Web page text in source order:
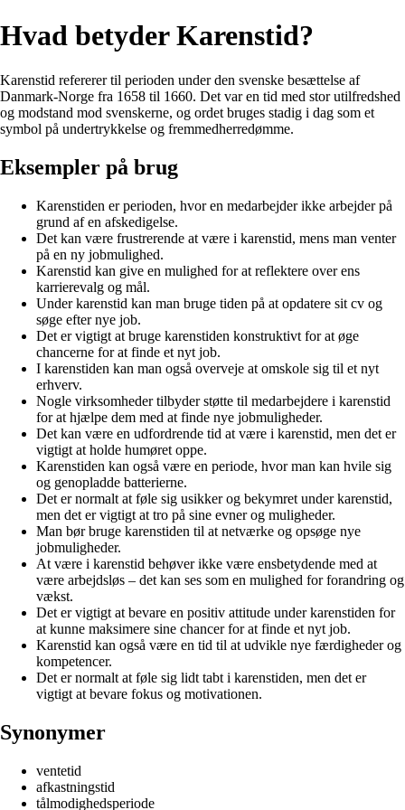
Hvad betyder Karenstid?
Karenstid refererer til perioden under den svenske besættelse af
Danmark-Norge fra 1658 til 1660. Det var en tid med stor utilfredshed
og modstand mod svenskerne, og ordet bruges stadig i dag som et
symbol på undertrykkelse og fremmedherredømme.
Eksempler på brug
Karenstiden er perioden, hvor en medarbejder ikke arbejder på
grund af en afskedigelse.
Det kan være frustrerende at være i karenstid, mens man venter
på en ny jobmulighed.
Karenstid kan give en mulighed for at reflektere over ens
karrierevalg og mål.
Under karenstid kan man bruge tiden på at opdatere sit cv og
søge efter nye job.
Det er vigtigt at bruge karenstiden konstruktivt for at øge
chancerne for at finde et nyt job.
I karenstiden kan man også overveje at omskole sig til et nyt
erhverv.
Nogle virksomheder tilbyder støtte til medarbejdere i karenstid
for at hjælpe dem med at finde nye jobmuligheder.
Det kan være en udfordrende tid at være i karenstid, men det er
vigtigt at holde humøret oppe.
Karenstiden kan også være en periode, hvor man kan hvile sig
og genopladde batterierne.
Det er normalt at føle sig usikker og bekymret under karenstid,
men det er vigtigt at tro på sine evner og muligheder.
Man bør bruge karenstiden til at netværke og opsøge nye
jobmuligheder.
At være i karenstid behøver ikke være ensbetydende med at
være arbejdsløs – det kan ses som en mulighed for forandring og
vækst.
Det er vigtigt at bevare en positiv attitude under karenstiden for
at kunne maksimere sine chancer for at finde et nyt job.
Karenstid kan også være en tid til at udvikle nye færdigheder og
kompetencer.
Det er normalt at føle sig lidt tabt i karenstiden, men det er
vigtigt at bevare fokus og motivationen.
Synonymer
ventetid
afkastningstid
tålmodighedsperiode